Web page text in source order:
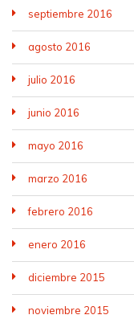
septiembre 2016
agosto 2016
julio 2016
junio 2016
mayo 2016
marzo 2016
febrero 2016
enero 2016
diciembre 2015
noviembre 2015